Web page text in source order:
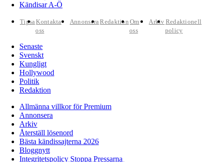
Kändisar A-Ö
TipsaKontakta
oss
AnnonseraRedaktion Om
oss
Arkiv Redaktionell
policy
Senaste
Svenskt
Kungligt
Hollywood
Politik
Redaktion
Allmänna villkor för Premium
Annonsera
Arkiv
Återställ lösenord
Bästa kändissajterna 2026
Bloggnytt
Integritetspolicy Stoppa Pressarna